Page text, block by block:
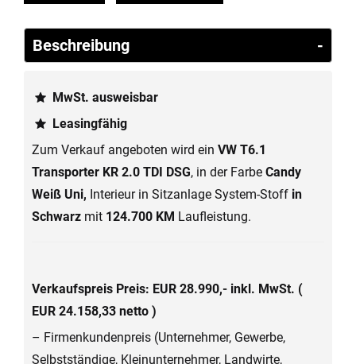
Beschreibung
MwSt. ausweisbar
Leasingfähig
Zum Verkauf angeboten wird ein VW T6.1
Transporter KR 2.0 TDI DSG, in der Farbe Candy
Weiß Uni, Interieur in Sitzanlage System-Stoff in
Schwarz mit 124.700 KM Laufleistung.
Verkaufspreis Preis: EUR 28.990,- inkl. MwSt. (
EUR 24.158,33 netto )
– Firmenkundenpreis (Unternehmer, Gewerbe,
Selbstständige, Kleinunternehmer, Landwirte,